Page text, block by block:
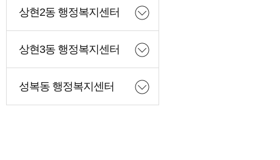
상현2동 행정복지센터
상현3동 행정복지센터
성복동 행정복지센터